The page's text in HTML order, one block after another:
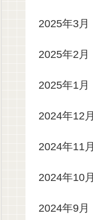
2025年3月
2025年2月
2025年1月
2024年12月
2024年11月
2024年10月
2024年9月